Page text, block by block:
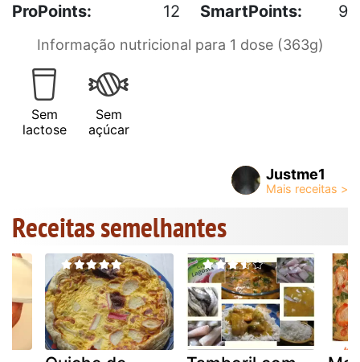
ProPoints:
12 SmartPoints: 9
Informação nutricional para 1 dose (363g)
Sem
lactose
Sem
açúcar
Justme1
Receitas semelhantes